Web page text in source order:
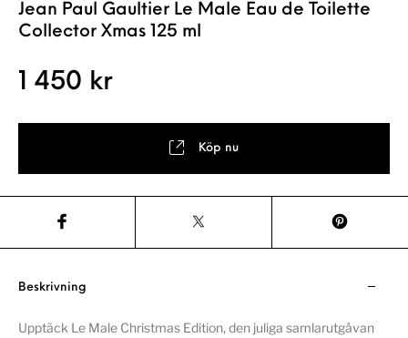
Jean Paul Gaultier Le Male Eau de Toilette
Collector Xmas 125 ml
1 450 kr
Köp nu
Beskrivning
Upptäck Le Male Christmas Edition, den juliga samlarutgåvan